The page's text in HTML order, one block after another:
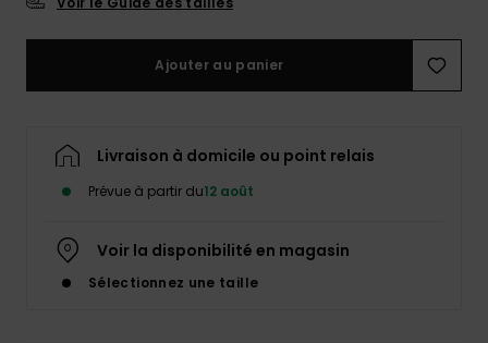
Ajouter au panier
Livraison à domicile ou point relais
Prévue à partir du12 août
Voir la disponibilité en magasin
Sélectionnez une taille